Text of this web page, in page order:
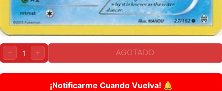
Cantidad:
DISMINUIRAUMENTAR AGOTADO
¡Notificarme Cuando Vuelva! 🔔